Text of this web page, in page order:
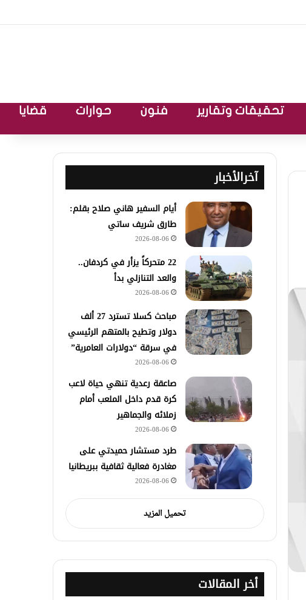
تحقيقات وتقارير فنون حوارات قضايا
آخرالأخبار
أيام السفير هاني صلاح بقلم:
طارق شريف ساتي
2026-08-06
22 متحركاً يزأر في كردفان..
والعد التنازلي بدأ
2026-08-06
مباحث كسلا تسترد 27 ألف
دولار وتطيح بالمتهم الرئيسي
في سرقة “دولارات العامرية”
2026-08-06
صاعقة رعدية تنهي حياة لاعب
كرة قدم داخل الملعب أمام
زملائه والجماهير
2026-08-06
طرد مستشار حميدتي على
مغادرة فعالية ثقافية ببريطانيا
2026-08-06
تحميل المزيد
أخر المقالات